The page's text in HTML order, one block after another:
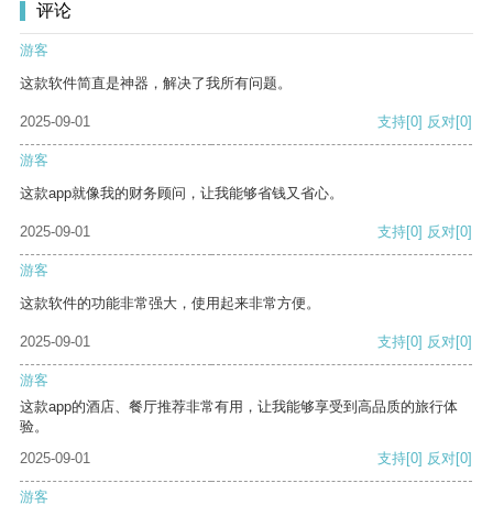
评论
游客
这款软件简直是神器，解决了我所有问题。
2025-09-01 支持[0] 反对[0]
游客
这款app就像我的财务顾问，让我能够省钱又省心。
2025-09-01 支持[0] 反对[0]
游客
这款软件的功能非常强大，使用起来非常方便。
2025-09-01 支持[0] 反对[0]
游客
这款app的酒店、餐厅推荐非常有用，让我能够享受到高品质的旅行体
验。
2025-09-01
支持[0] 反对[0]
游客